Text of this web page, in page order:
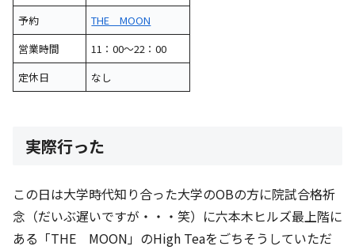
予約
THE MOON
営業時間
11：00～22：00
定休日
なし
実際行った
この日は大学時代知り合った大学のOBの方に院試合格祈
念（だいぶ遅いですが・・・笑）に六本木ヒルズ最上階に
ある「THE MOON」のHigh Teaをごちそうしていただ